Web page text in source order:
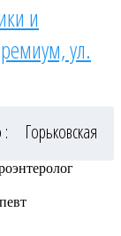
и
ул.
: Горьковская